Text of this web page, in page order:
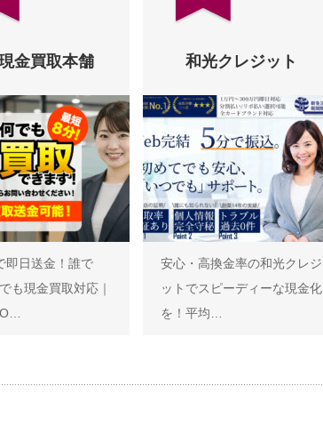
金買取本舗
即日送金！誰で
も現金買取対応｜
和光クレジット
安心・高換金率の和光クレジ
ットでスピーディーな現金化
を！平均…